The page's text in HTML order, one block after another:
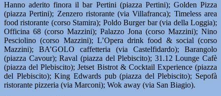
Hanno aderito finora il bar Pertini (piazza Pertini); Golden Pizza
(piazza Pertini); Zenzero ristorante (via Villafranca); Timeless area
food ristorante (corso Stamira); Poldo Burger bar (via della Loggia);
Officina 68 (corso Mazzini); Palazzo Jona (corso Mazzini); Nino
Pesciolino (corso Mazzini); L’Opera drink food & social (corso
Mazzini); BA’GOLO caffetteria (via Castelfidardo); Barangolo
(piazza Cavour); Raval (piazza del Plebiscito); 31.12 Lounge Cafè
(piazza del Plebiscito); Jetset Bistrot & Cocktail Experience (piazza
del Plebiscito); King Edwards pub (piazza del Plebiscito); Sepofà
ristorante pizzeria (via Marconi); Wok away (via San Biagio).